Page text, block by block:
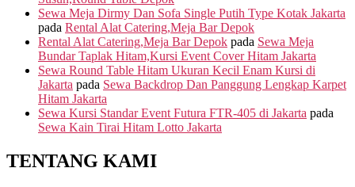
Sewa Meja Dirmy Dan Sofa Single Putih Type Kotak Jakarta
pada Rental Alat Catering,Meja Bar Depok
Rental Alat Catering,Meja Bar Depok pada Sewa Meja
Bundar Taplak Hitam,Kursi Event Cover Hitam Jakarta
Sewa Round Table Hitam Ukuran Kecil Enam Kursi di
Jakarta pada Sewa Backdrop Dan Panggung Lengkap Karpet
Hitam Jakarta
Sewa Kursi Standar Event Futura FTR-405 di Jakarta pada
Sewa Kain Tirai Hitam Lotto Jakarta
TENTANG KAMI